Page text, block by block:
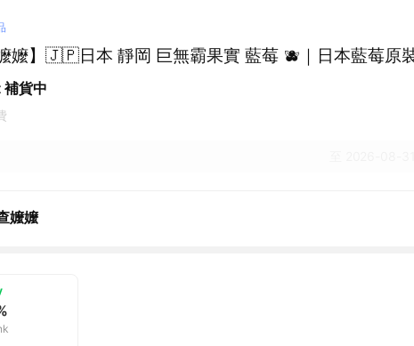
嬤嬤】🇯🇵日本 靜岡 巨無霸果實 藍莓 🫐｜日本藍莓原
貨中
嬤嬤